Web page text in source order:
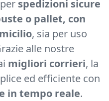
per spedizioni sicure
o pallet, con
, sia per uso
alle nostre
migliori corrieri, la
ed efficiente con
in tempo reale.